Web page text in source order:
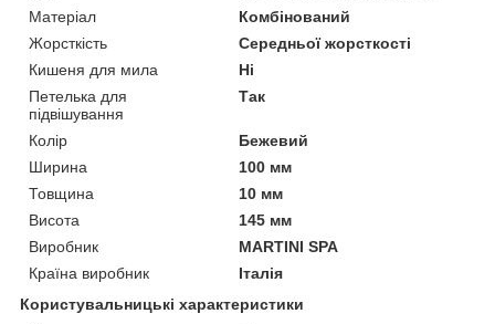
Матеріал
Комбінований
Жорсткість
Середньої жорсткості
Кишеня для мила
Ні
Петелька для
підвішування
Так
Колір
Бежевий
Ширина
100 мм
Товщина
10 мм
Висота
145 мм
Виробник
MARTINI SPA
Країна виробник
Італія
Користувальницькі характеристики